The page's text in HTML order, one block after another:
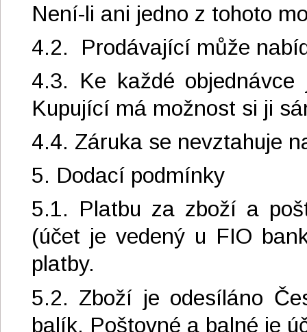
Není-li ani jedno z tohoto
4.2. Prodávající může
4.3. Ke každé
Kupující má možnost si ji
4.4. Záruka se nevztahuje
5. Dodací podmínky
5.1. Platbu za zboží a
(účet je vedený u FIO
platby.
5.2. Zboží je odesíláno
balík. Poštovné a balné je